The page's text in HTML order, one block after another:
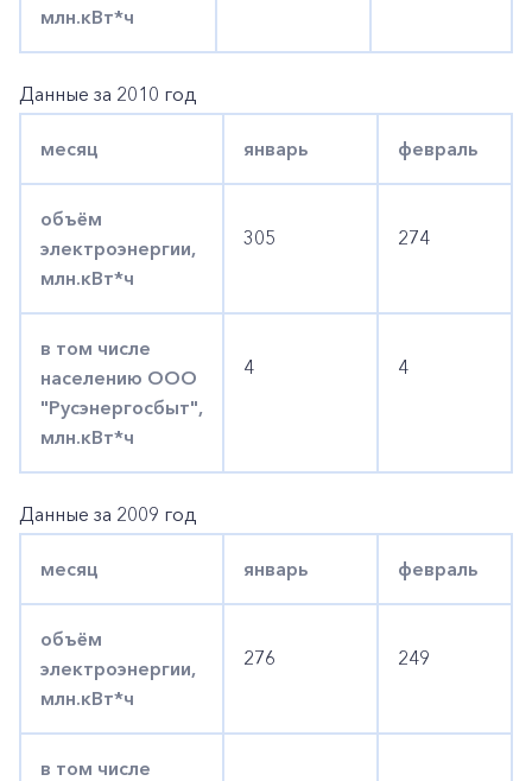
млн.кВт*ч
Данные за 2010 год
месяц январь февраль
объём
электроэнергии,
млн.кВт*ч
305 274
в том числе
населению ООО
"Русэнергосбыт",
млн.кВт*ч
4 4
Данные за 2009 год
месяц январь февраль
объём
электроэнергии,
млн.кВт*ч
276 249
в том числе